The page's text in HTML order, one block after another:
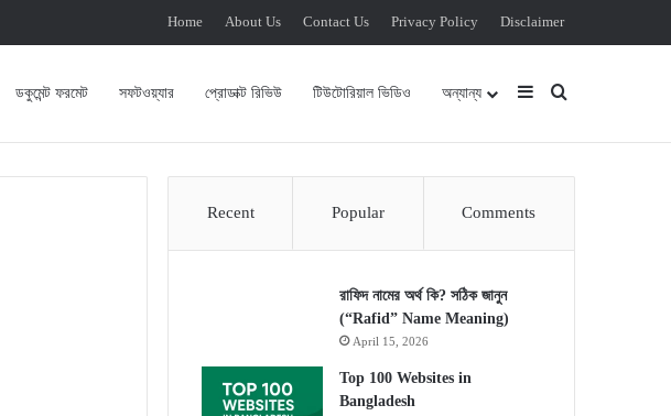
Home About Us Contact Us Privacy Policy Disclaimer
ডকুমেন্ট ফরমেট সফটওয়্যার প্রোডাক্ট রিভিউ টিউটোরিয়াল ভিডিও অন্যান্য Sidebar
Recent Popular Comments
রাফিদ নামের অর্থ কি? সঠিক জানুন
(“Rafid” Name Meaning)
April 15, 2026
Top 100 Websites in
Bangladesh